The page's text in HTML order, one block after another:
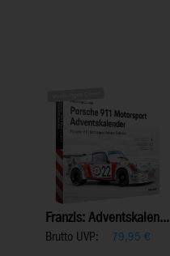
Franzis: Adventskalen...
Brutto UVP: 79,95 €